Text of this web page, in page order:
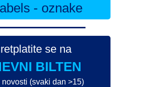
- oznake
se na
BILTEN
novosti (svaki dan >15)